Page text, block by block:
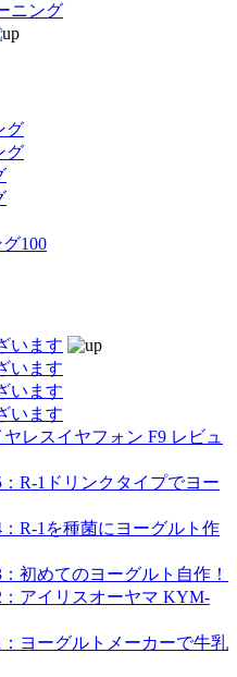
ニング
グ
グ
100
います
います
います
います
ヤレスイヤフォン F9 レビュ
R-1ドリンクタイプでヨー
R-1を種菌にヨーグルト作
初めてのヨーグルト自作！
アイリスオーヤマ KYM-
ヨーグルトメーカーで牛乳